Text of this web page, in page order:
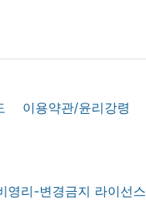
이용약관/윤리강령
리-변경금지 라이선스